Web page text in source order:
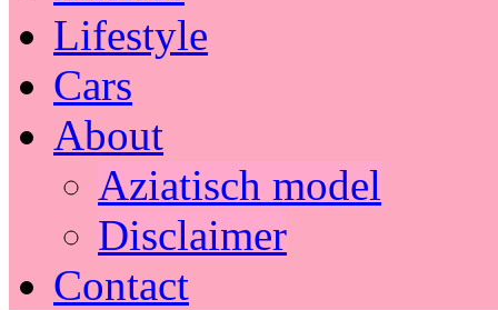
Lifestyle
Cars
About
Aziatisch model
Disclaimer
Contact